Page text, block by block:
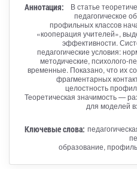
Аннотация:
В статье
педагогическое
профильных классов
«кооперация учителей»,
эффективности.
педагогические условия:
методические, психолого-
временные. Показано, что их
фрагментарных
целостность
Теоретическая значимость —
для моделей
Ключевые слова:
образование,